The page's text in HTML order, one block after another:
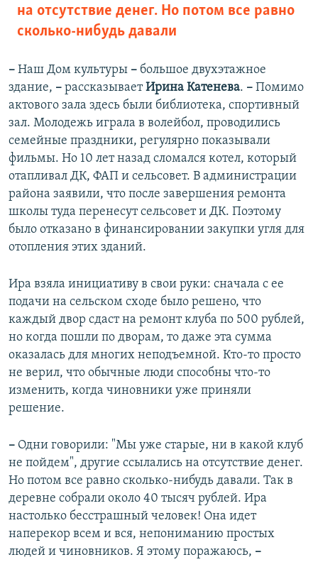
на отсутствие денег. Но потом все равно
сколько-нибудь давали
– Наш Дом культуры – большое двухэтажное
здание, – рассказываетИрина Катенева. – Помимо
актового зала здесь были библиотека, спортивный
зал. Молодежь играла в волейбол, проводились
семейные праздники, регулярно показывали
фильмы. Но 10 лет назад сломался котел, который
отапливал ДК, ФАП и сельсовет. В администрации
района заявили, что после завершения ремонта
школы туда перенесут сельсовет и ДК. Поэтому
было отказано в финансировании закупки угля для
отопления этих зданий.
Ира взяла инициативу в свои руки: сначала с ее
подачи на сельском сходе было решено, что
каждый двор сдаст на ремонт клуба по 500 рублей,
но когда пошли по дворам, то даже эта сумма
оказалась для многих неподъемной. Кто-то просто
не верил, что обычные люди способны что-то
изменить, когда чиновники уже приняли
решение.
– Одни говорили: "Мы уже старые, ни в какой клуб
не пойдем", другие ссылались на отсутствие денег.
Но потом все равно сколько-нибудь давали. Так в
деревне собрали около 40 тысяч рублей. Ира
настолько бесстрашный человек! Она идет
наперекор всем и вся, непониманию простых
людей и чиновников. Я этому поражаюсь, –